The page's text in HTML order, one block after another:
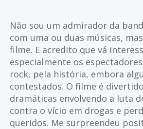
Não sou um admirador da
com uma ou duas músicas,
filme. E acredito que vá
especialmente os
rock, pela história, embora
contestados. O filme é
dramáticas envolvendo a luta
contra o vício em drogas e
queridos. Me surpreendeu